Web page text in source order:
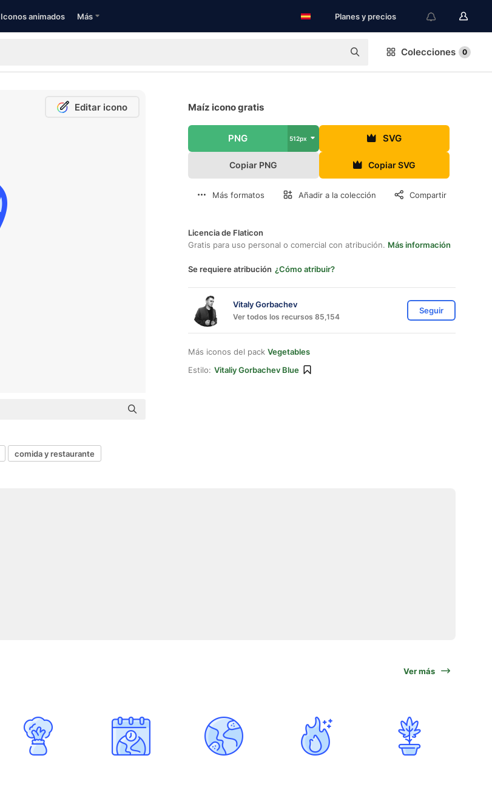
Iconos animados Más Planes y precios
Colecciones 0
Editar icono Maíz icono gratis
PNG 512px SVG
Copiar PNG Copiar SVG
Más formatos Añadir a la colección Compartir
Licencia de Flaticon
Gratis para uso personal o comercial con atribución. Más información
Se requiere atribución ¿Cómo atribuir?
Vitaly Gorbachev
Ver todos los recursos 85,154
Seguir
Más iconos del pack Vegetables
Estilo: Vitaliy Gorbachev Blue
comida y restaurante
Ver más